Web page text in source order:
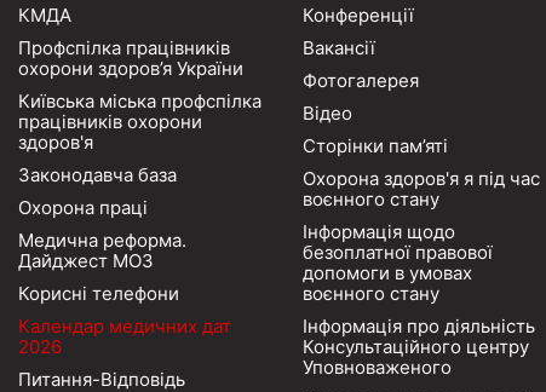
КМДА
Профспілка працівників
охорони здоров’я України
Київська міська профспілка
працівників охорони
здоров'я
Законодавча база
Охорона праці
Медична реформа.
Дайджест МОЗ
Корисні телефони
Календар медичних дат
2026
Питання-Відповідь
Конференції
Вакансії
Фотогалерея
Відео
Сторінки пам’яті
Охорона здоров'я я під час
воєнного стану
Інформація щодо
безоплатної правової
допомоги в умовах
воєнного стану
Інформація про діяльність
Консультаційного центру
Уповноваженого